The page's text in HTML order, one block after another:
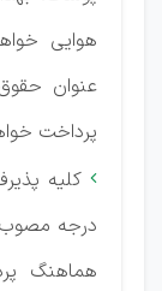
هوایی
عنوان
پرداخت
 کلیه
درجه مصوب
هماهنگ